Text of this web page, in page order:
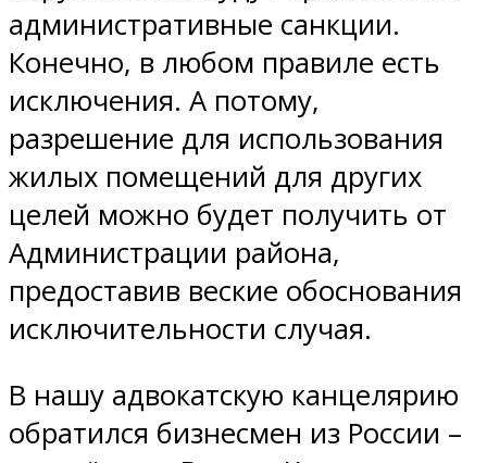
административные санкции.
Конечно, в любом правиле есть
исключения. А потому,
разрешение для использования
жилых помещений для других
целей можно будет получить от
Администрации района,
предоставив веские обоснования
исключительности случая.
В нашу адвокатскую канцелярию
обратился бизнесмен из России –